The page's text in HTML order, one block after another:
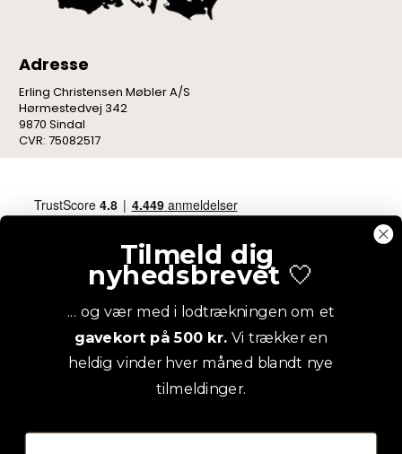
Adresse
Erling Christensen Møbler A/S
Hørmestedvej 342
9870 Sindal
CVR: 75082517
Tilmeld dig
nyhedsbrevet 🤍
... og vær med i lodtrækningen om et
gavekort på 500 kr. Vi trækker en
heldig vinder hver måned blandt nye
tilmeldinger.
Email